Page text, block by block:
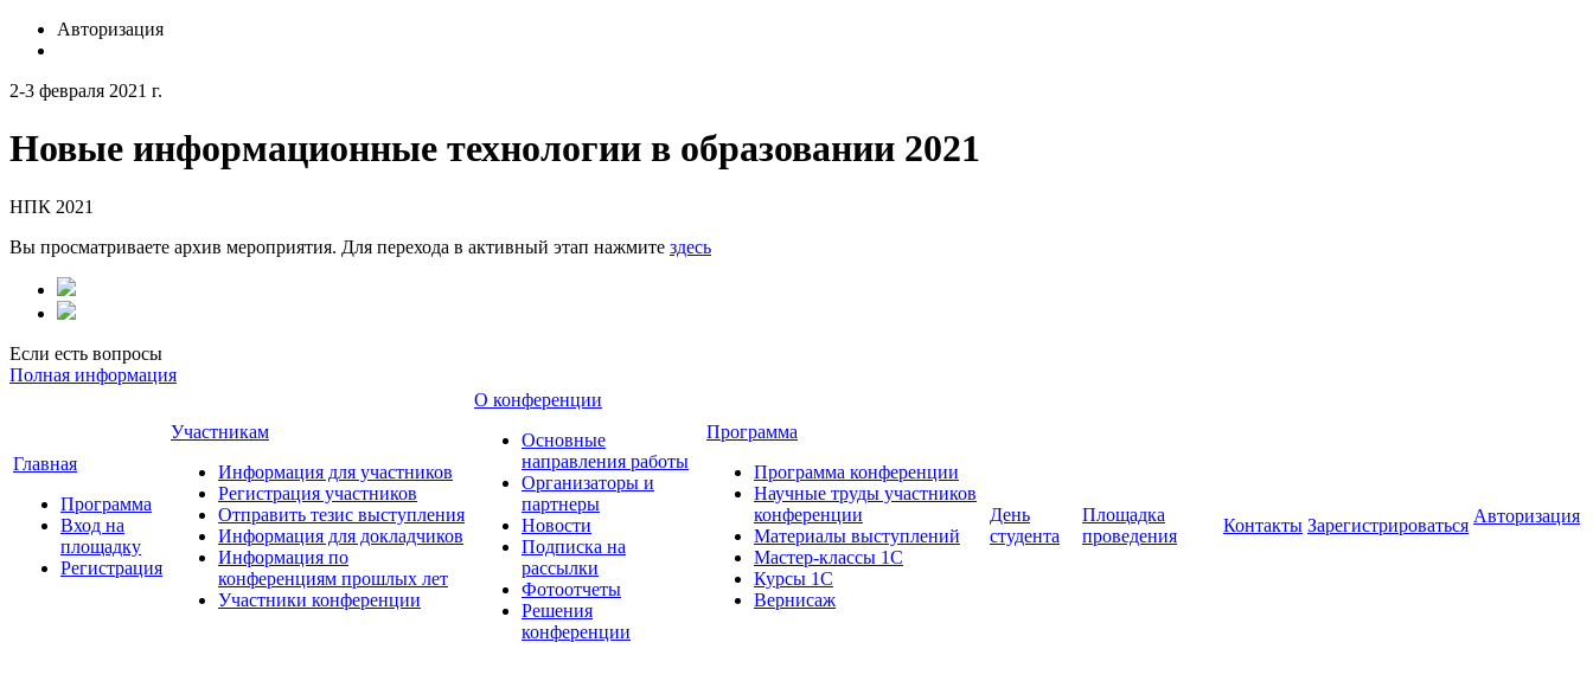
Авторизация
2-3 февраля 2021 г.
Новые информационные технологии в образовании 2021
НПК 2021
Вы просматриваете архив мероприятия. Для перехода в активный этап нажмите здесь
Если есть вопросы
Полная информация
Главная
Программа
Вход на
площадку
Регистрация
Участникам
Информация для участников
Регистрация участников
Отправить тезис выступления
Информация для докладчиков
Информация по
конференциям прошлых лет
Участники конференции
О конференции
Основные
направления работы
Организаторы и
партнеры
Новости
Подписка на
рассылки
Фотоотчеты
Решения
конференции
Программа
Программа конференции
Научные труды участников
конференции
Материалы выступлений
Мастер-классы 1С
Курсы 1С
Вернисаж
День
студента
Площадка
проведения
Контакты Зарегистрироваться Авторизация